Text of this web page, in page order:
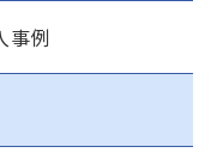
例